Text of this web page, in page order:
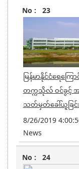
23
မြန်မာနိုင်ငံရေကြ
တက္ကသိုလ် ဝင်ခွင့်
သတ်မှတ်ခေါ်ယူခြင်
8/26/2019
News
24